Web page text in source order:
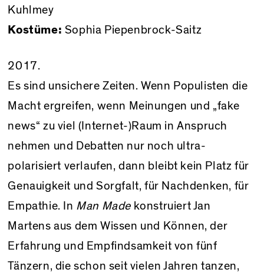
Kuhlmey
Kostüme: Sophia Piepenbrock-Saitz
2017.
Es sind unsichere Zeiten. Wenn Populisten die
Macht ergreifen, wenn Meinungen und „fake
news“ zu viel (Internet-)Raum in Anspruch
nehmen und Debatten nur noch ultra-
polarisiert verlaufen, dann bleibt kein Platz für
Genauigkeit und Sorgfalt, für Nachdenken, für
Empathie. In Man Made konstruiert Jan
Martens aus dem Wissen und Können, der
Erfahrung und Empfindsamkeit von fünf
Tänzern, die schon seit vielen Jahren tanzen,